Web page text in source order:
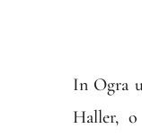
In Ogra
Haller,